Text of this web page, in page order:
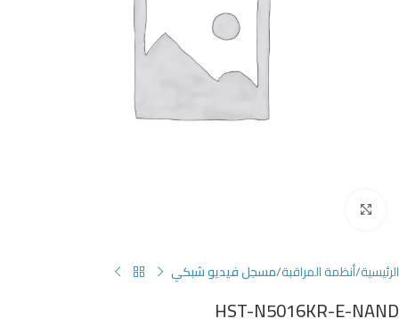
الرئيسية أنظمة المراقبة مسجل فيديو شبكي
HST-N5016KR-E-NAND